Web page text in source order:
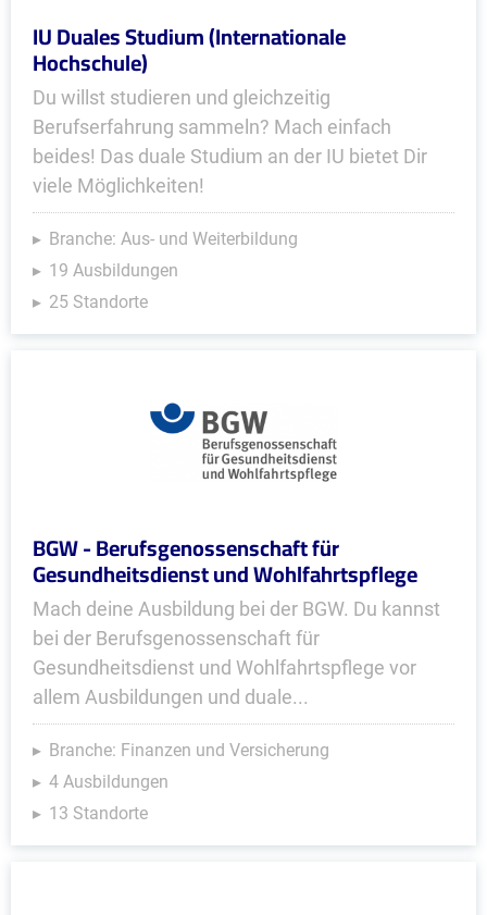
IU Duales Studium (Internationale
Hochschule)
Du willst studieren und gleichzeitig
Berufserfahrung sammeln? Mach einfach
beides! Das duale Studium an der IU bietet Dir
viele Möglichkeiten!
Branche: Aus- und Weiterbildung
19 Ausbildungen
25 Standorte
BGW - Berufsgenossenschaft für
Gesundheitsdienst und Wohlfahrtspflege
Mach deine Ausbildung bei der BGW. Du kannst
bei der Berufsgenossenschaft für
Gesundheitsdienst und Wohlfahrtspflege vor
allem Ausbildungen und duale...
Branche: Finanzen und Versicherung
4 Ausbildungen
13 Standorte